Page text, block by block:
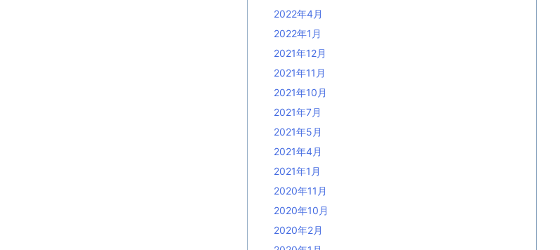
2022年4月
2022年1月
2021年12月
2021年11月
2021年10月
2021年7月
2021年5月
2021年4月
2021年1月
2020年11月
2020年10月
2020年2月